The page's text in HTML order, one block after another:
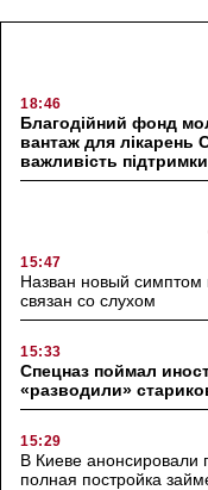
18:46
Благодійний фонд
вантаж для
важливість
15:47
Назван новый симптом
связан со слухом
15:33
Спецназ поймал
«разводили»
15:29
В Киеве анонсировали
полная постройка